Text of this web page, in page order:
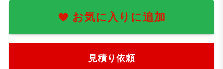
お気に入りに追加
見積り依頼